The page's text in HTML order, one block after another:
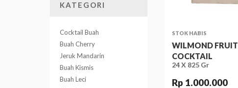
KATEGORI
Cocktail Buah
Buah Cherry
Jeruk Mandarin
Buah Kismis
Buah Leci
STOK HABIS
WILMOND FRUIT
COCKTAIL
24 X 825 Gr
Rp 1.000.000